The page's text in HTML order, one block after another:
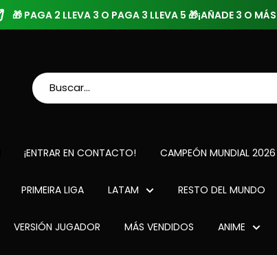
🎁 PAGA 2 LLEVA 3 O PAGA 3 LLEVA 5 🎁¡AÑADE 3 O
¡ENTRAR EN CONTACTO! CAMPEÓN MUNDIAL 2026
PRIMEIRA LIGA LATAM RESTO DEL MUNDO
VERSIÓN JUGADOR MÁS VENDIDOS ANIME